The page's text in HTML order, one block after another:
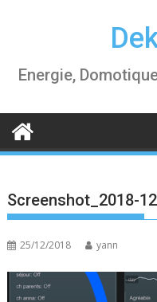
Energie,
Screenshot_2018-
25/12/2018 yann